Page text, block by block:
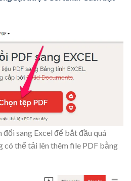
đổi sang Excel để bắt đầu quá
có thể tải lên thêm file PDF bằng